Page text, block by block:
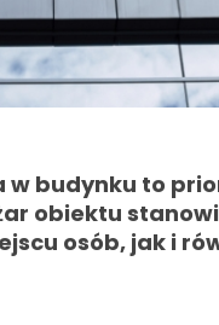
w budynku to
obiektu
osób, jak i